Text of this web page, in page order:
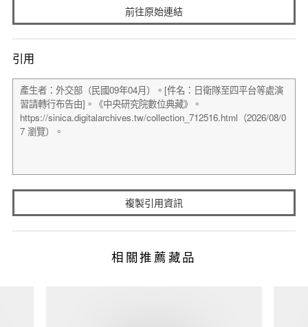
前往原始連結
引用
複製引用資訊
相關推薦藏品